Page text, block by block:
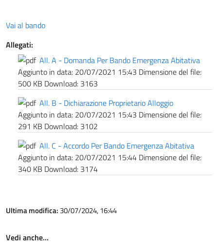
Vai al bando
Allegati:
All. A - Domanda Per Bando Emergenza Abitativa
Aggiunto in data: 20/07/2021 15:43 Dimensione del file:
500 KB Download: 3163
All. B - Dichiarazione Proprietario Alloggio
Aggiunto in data: 20/07/2021 15:43 Dimensione del file:
291 KB Download: 3102
All. C - Accordo Per Bando Emergenza Abitativa
Aggiunto in data: 20/07/2021 15:44 Dimensione del file:
340 KB Download: 3174
Ultima modifica: 30/07/2024, 16:44
Vedi anche…